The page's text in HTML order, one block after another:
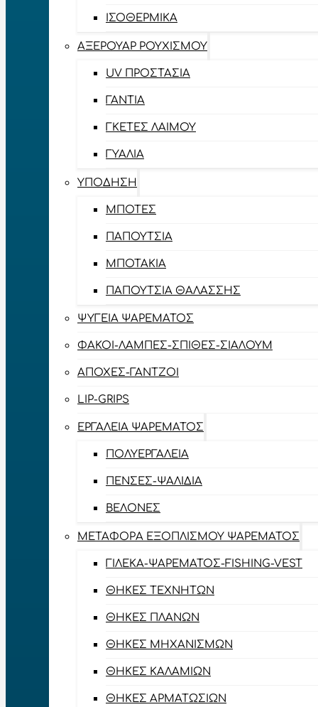
ΙΣΟΘΕΡΜΙΚΆ
ΑΞΕΡΟΥΆΡ ΡΟΥΧΙΣΜΟΎ
UV ΠΡΟΣΤΑΣΊΑ
ΓΆΝΤΙΑ
ΓΚΈΤΕΣ ΛΑΊΜΟΥ
ΓΥΑΛΙΆ
ΥΠΌΔΗΣΗ
ΜΠΌΤΕΣ
ΠΑΠΟΎΤΣΙΑ
ΜΠΟΤΆΚΙΑ
ΠΑΠΟΎΤΣΙΑ ΘΑΛΆΣΣΗΣ
ΨΥΓΕΊΑ ΨΑΡΈΜΑΤΟΣ
ΦΑΚΟΊ-ΛΆΜΠΕΣ-ΣΠΊΘΕΣ-ΣΊΑΛΟΥΜ
ΑΠΌΧΕΣ-ΓΆΝΤΖΟΙ
LIP-GRIPS
EΡΓΑΛΕΊΑ ΨΑΡΈΜΑΤΟΣ
ΠΟΛΥΕΡΓΑΛΕΊΑ
ΠΈΝΣΕΣ-ΨΑΛΊΔΙΑ
ΒΕΛΌΝΕΣ
ΜΕΤΑΦΟΡΆ ΕΞΟΠΛΙΣΜΟΎ ΨΑΡΈΜΑΤΟΣ
ΓΙΛΈΚΑ-ΨΑΡΈΜΑΤΟΣ-FISHING-VEST
ΘΉΚΕΣ ΤΕΧΝΗΤΏΝ
ΘΉΚΕΣ ΠΛΆΝΩΝ
ΘΉΚΕΣ ΜΗΧΑΝΙΣΜΏΝ
ΘΉΚΕΣ ΚΑΛΑΜΙΏΝ
ΘΉΚΕΣ ΑΡΜΑΤΩΣΙΏΝ